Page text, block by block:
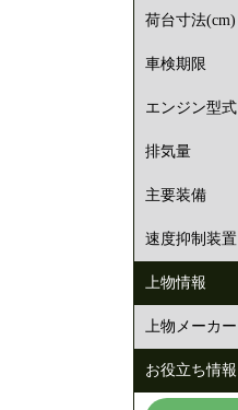
荷台寸法(cm)
車検期限
エンジン型式
排気量
主要装備
速度抑制装置
上物情報
上物メーカー
お役立ち情報